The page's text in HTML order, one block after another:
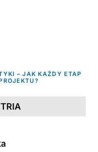
– JAK KAŻDY ETAP